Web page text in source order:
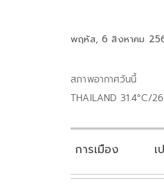
พฤหัส, 6 สิงหาคม
สภาพอากาศวันนี้
THAILAND 31.4°C/
การเมือง เ